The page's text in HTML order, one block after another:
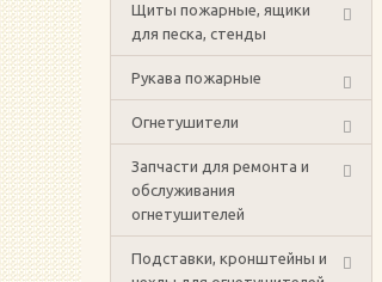
Щиты пожарные, ящики
для песка, стенды
Рукава пожарные
Огнетушители
Запчасти для ремонта и
обслуживания
огнетушителей
Подставки, кронштейны и